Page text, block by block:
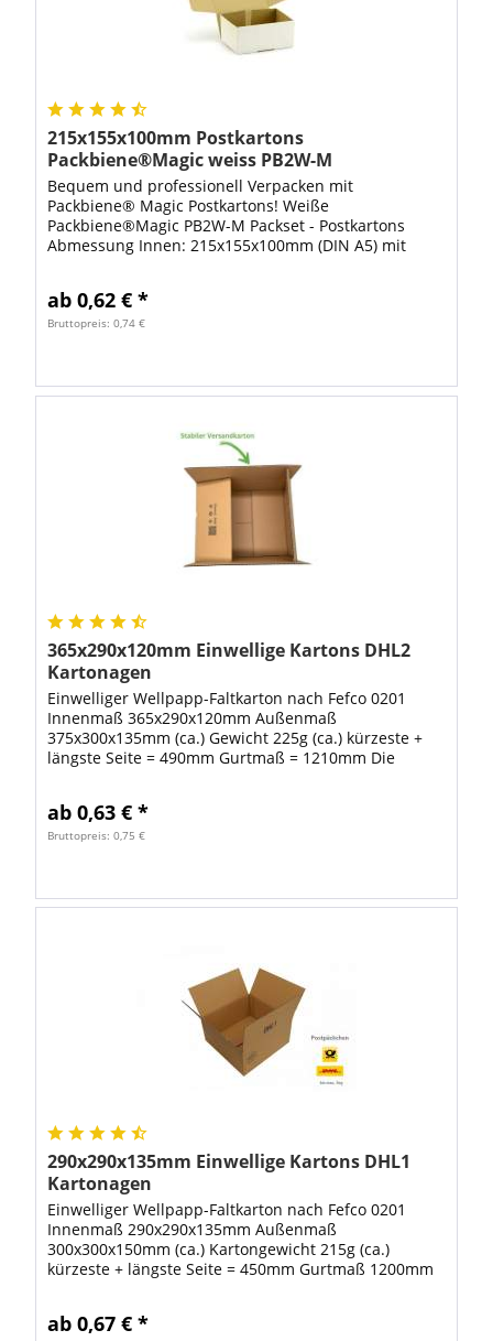
215x155x100mm Postkartons
Packbiene®Magic weiss PB2W-M
Bequem und professionell Verpacken mit
Packbiene® Magic Postkartons! Weiße
Packbiene®Magic PB2W-M Packset - Postkartons
Abmessung Innen: 215x155x100mm (DIN A5) mit
ab 0,62 € *
Bruttopreis: 0,74 €
365x290x120mm Einwellige Kartons DHL2
Kartonagen
Einwelliger Wellpapp-Faltkarton nach Fefco 0201
Innenmaß 365x290x120mm Außenmaß
375x300x135mm (ca.) Gewicht 225g (ca.) kürzeste +
längste Seite = 490mm Gurtmaß = 1210mm Die
ab 0,63 € *
Bruttopreis: 0,75 €
290x290x135mm Einwellige Kartons DHL1
Kartonagen
Einwelliger Wellpapp-Faltkarton nach Fefco 0201
Innenmaß 290x290x135mm Außenmaß
300x300x150mm (ca.) Kartongewicht 215g (ca.)
kürzeste + längste Seite = 450mm Gurtmaß 1200mm
ab 0,67 € *